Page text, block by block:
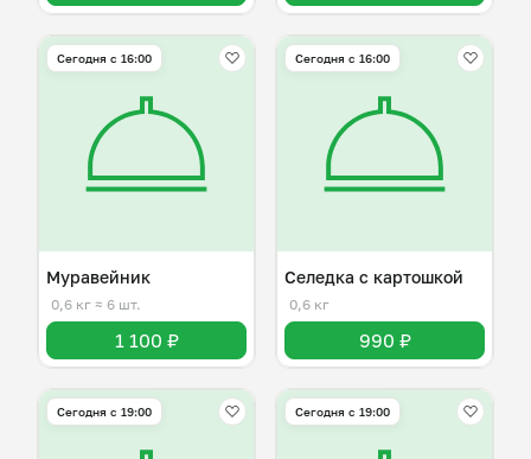
Сегодня с 16:00
Муравейник
0,6 кг ≈ 6 шт.
1 100 ₽
Сегодня с 16:00
Селедка с картошкой
0,6 кг
990 ₽
Сегодня с 19:00 Сегодня с 19:00